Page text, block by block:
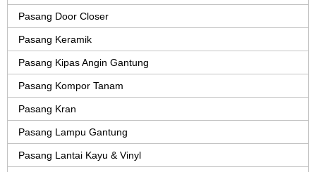
Pasang Door Closer
Pasang Keramik
Pasang Kipas Angin Gantung
Pasang Kompor Tanam
Pasang Kran
Pasang Lampu Gantung
Pasang Lantai Kayu & Vinyl